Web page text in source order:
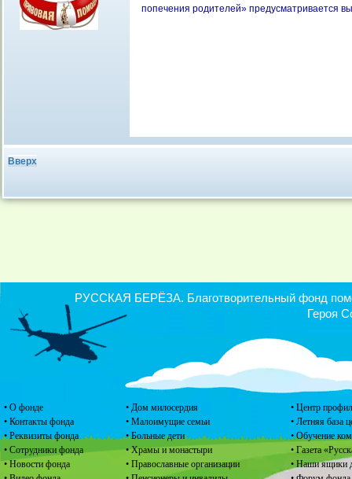
попечения родителей» предусматривается
Вверх
• О фонде
• Контакты фонда
• Реквизиты фонда
• Сотрудники фонда
• Новости фонда
• Дом милосердия
• Малоимущие семьи
• Больные дети
• Храмы и монастыри
• Православные организации
• Центр
• Летняя база
• Обучение
• Газета
• Наши ящики
РУССКАЯ БЕРЁЗА. Благотворительный фонд
Героя